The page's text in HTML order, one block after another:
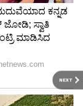
NEXT